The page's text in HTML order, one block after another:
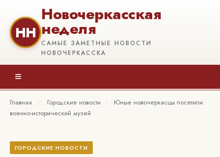
НН
Новочеркасская
неделя
САМЫЕ ЗАМЕТНЫЕ НОВОСТИ
НОВОЧЕРКАССКА
≡
Главная / Городские новости /
Юные новочеркасцы посетили
военно-исторический музей
ГОРОДСКИЕ НОВОСТИ